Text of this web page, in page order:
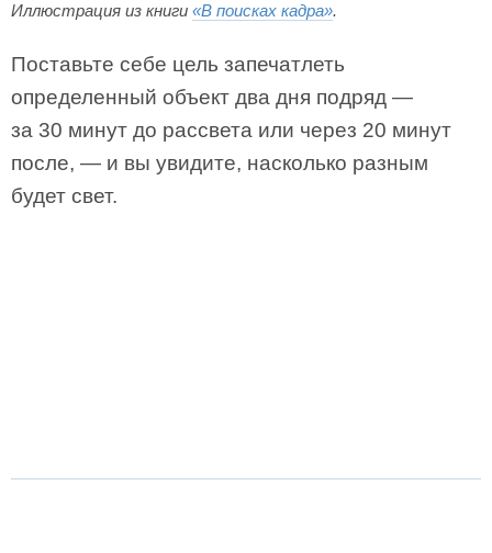
Иллюстрация из книги «В поисках кадра».
Поставьте себе цель запечатлеть
определенный объект два дня подряд —
за 30 минут до рассвета или через 20 минут
после, — и вы увидите, насколько разным
будет свет.